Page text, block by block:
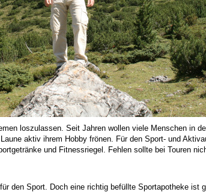
loszulassen. Seit Jahren wollen viele Menschen in
aktiv ihrem Hobby frönen. Für den Sport- und
und Fitnessriegel. Fehlen sollte bei Touren
den Sport. Doch eine richtig befüllte Sportapotheke